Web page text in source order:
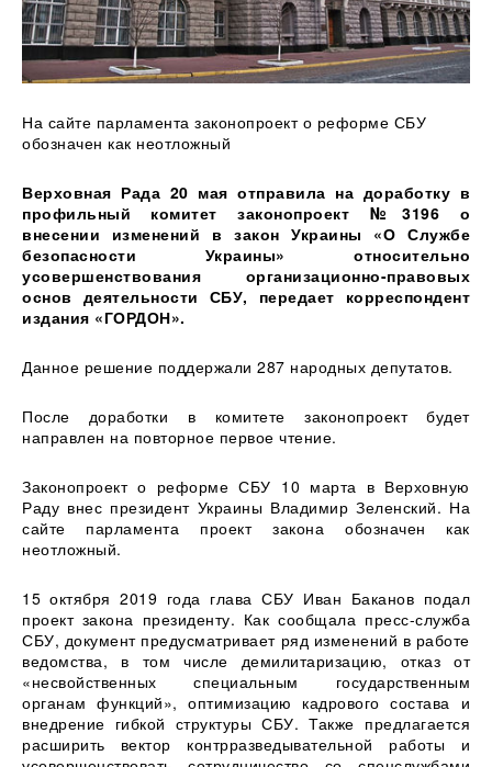
На сайте парламента законопроект о реформе СБУ
обозначен как неотложный
Верховная Рада 20 мая отправила на доработку в
профильный комитет законопроект №3196 о
внесении изменений в закон Украины «О Службе
безопасности Украины» относительно
усовершенствования организационно-правовых
основ деятельности СБУ, передает корреспондент
издания «ГОРДОН».
Данное решение поддержали 287 народных депутатов.
После доработки в комитете законопроект будет
направлен на повторное первое чтение.
Законопроект о реформе СБУ 10 марта в Верховную
Раду внес президент Украины Владимир Зеленский. На
сайте парламента проект закона обозначен как
неотложный.
15 октября 2019 года глава СБУ Иван Баканов подал
проект закона президенту. Как сообщала пресс-служба
СБУ, документ предусматривает ряд изменений в работе
ведомства, в том числе демилитаризацию, отказ от
«несвойственных специальным государственным
органам функций», оптимизацию кадрового состава и
внедрение гибкой структуры СБУ. Также предлагается
расширить вектор контрразведывательной работы и